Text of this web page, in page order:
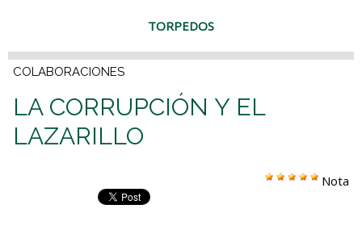
TORPEDOS
COLABORACIONES
LA CORRUPCIÓN Y EL
LAZARILLO
Nota